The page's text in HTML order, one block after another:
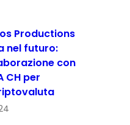
Productions
nel futuro:
con
CH per